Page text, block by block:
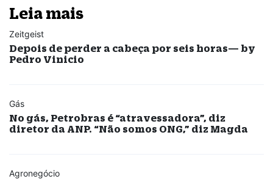
Leia mais
Zeitgeist
Depois de perder a cabeça por seis horas— by
Pedro Vinicio
Gás
No gás, Petrobras é “atravessadora”, diz
diretor da ANP. “Não somos ONG,” diz Magda
Agronegócio